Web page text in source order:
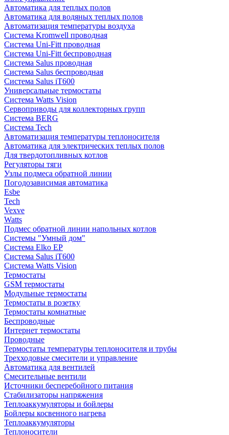
Автоматика для теплых полов
Автоматика для водяных теплых полов
Автоматизация температуры воздуха
Система Kromwell проводная
Система Uni-Fitt проводная
Система Uni-Fitt беспроводная
Система Salus проводная
Система Salus беспроводная
Система Salus iT600
Универсальные термостаты
Система Watts Vision
Сервоприводы для коллекторных групп
Система BERG
Система Tech
Автоматизация температуры теплоносителя
Автоматика для электрических теплых полов
Для твердотопливных котлов
Регуляторы тяги
Узлы подмеса обратной линии
Погодозависимая автоматика
Esbe
Tech
Vexve
Watts
Подмес обратной линии напольных котлов
Системы "Умный дом"
Система Elko EP
Система Salus iT600
Система Watts Vision
Термостаты
GSM термостаты
Модульные термостаты
Термостаты в розетку
Термостаты комнатные
Беспроводные
Интернет термостаты
Проводные
Термостаты температуры теплоносителя и трубы
Трехходовые смесители и управление
Автоматика для вентилей
Смесительные вентили
Источники бесперебойного питания
Стабилизаторы напряжения
Теплоаккумуляторы и бойлеры
Бойлеры косвенного нагрева
Теплоаккумуляторы
Теплоносители